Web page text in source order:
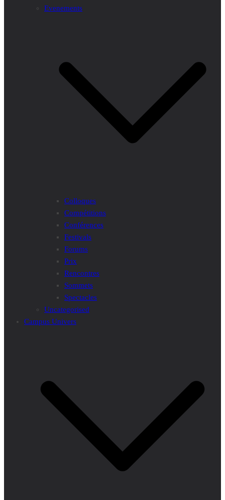
Evenements
Colloques
Compétitions
Conférences
Festivals
Forums
Prix
Rencontres
Sommets
Spectacles
Uncategorised
Campus Univers